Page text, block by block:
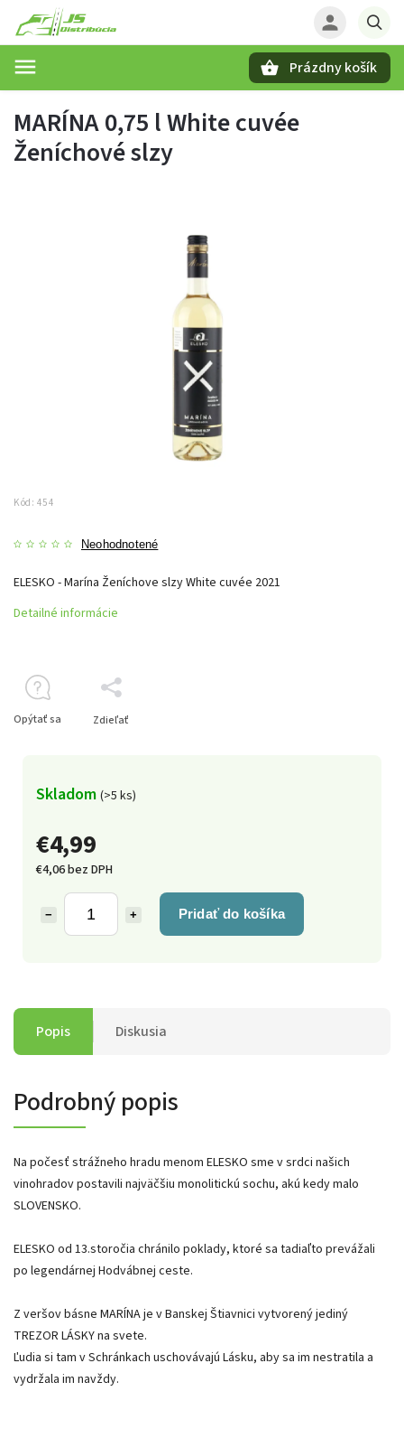
Prázdny košík
MARÍNA 0,75 l White cuvée
Ženíchové slzy
Kód: 454
Neohodnotené
€4,99
€4,06 bez DPH
+
− Pridať do košíka
Skladom (>5 ks)
ELESKO - Marína Ženíchove slzy White cuvée 2021
Detailné informácie
Opýtať sa Zdieľať
Popis Diskusia
Podrobný popis
Na počesť strážneho hradu menom ELESKO sme v srdci našich
vinohradov postavili najväčšiu monolitickú sochu, akú kedy malo
SLOVENSKO.
ELESKO od 13.storočia chránilo poklady, ktoré sa tadiaľto prevážali
po legendárnej Hodvábnej ceste.
Z veršov básne MARÍNA je v Banskej Štiavnici vytvorený jediný
TREZOR LÁSKY na svete.
Ľudia si tam v Schránkach uschovávajú Lásku, aby sa im nestratila a
vydržala im navždy.